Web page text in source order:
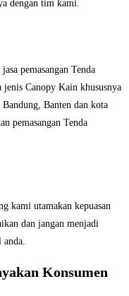
dengan tim kami.
pemasangan Tenda
jenis Canopy Kain khususnya
Banten dan kota
pemasangan Tenda
kami utamakan kepuasan
dan jangan menjadi
Konsumen